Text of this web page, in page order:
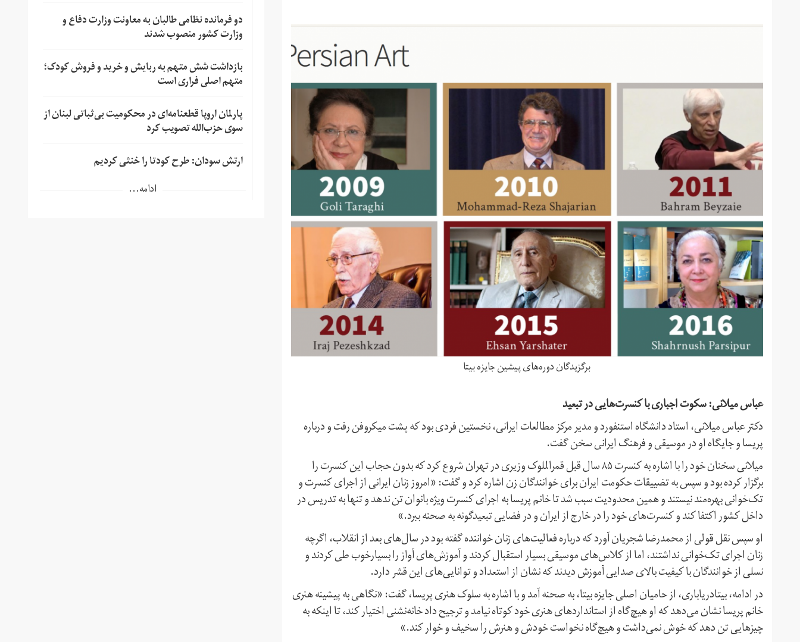
برگزیدگان دوره‌های پیشین جایزه بیتا
عباس میلانی: سکوت اجباری با کنسرت‌هایی در تبعید
دکتر عباس میلانی، استاد دانشگاه استنفورد و مدیر مرکز مطالعات ایرانی، نخستین فردی بود که پشت میکروفن رفت و درباره
پریسا و جایگاه او در موسیقی و فرهنگ ایرانی سخن گفت.
میلانی سخنان خود را با اشاره به کنسرت ۸۵ سال قبل قمر‌الملوک وزیری در تهران شروع کرد که بدون حجاب این کنسرت را
برگزار کرده بود و سپس به تضییقات حکومت ایران برای خوانندگان زن اشاره کرد و گفت: «امروز زنان ایرانی از اجرای کنسرت و
تک‌خوانی بهره‌مند نیستند و همین محدودیت سبب شد تا خانم پریسا به اجرای کنسرت ویژه بانوان تن ندهد و تنها به تدریس در
داخل کشور اکتفا کند و کنسرت‌های خود را در خارج از ایران و در فضایی تبعید‌گونه به صحنه ببرد.»
او سپس نقل قولی از محمدرضا شجریان آورد که درباره فعالیت‌های زنان خواننده گفته بود در سال‌های بعد از انقلاب، اگرچه
زنان اجرای تک‌خوانی نداشتند، اما از کلاس‌های موسیقی بسیار استقبال کردند و آموزش‌های آواز را بسیارخوب طی کردند و
نسلی از خوانندگان با کیفیت بالا‌ی صدایی آموزش دیدند که نشان از استعداد و توانایی‌های این قشر دارد.
در ادامه، بیتادریاباری، از حامیان اصلی جایزه بیتا، به صحنه آمد و با اشاره به سلوک هنری پریسا، گفت: «نگاهی به پیشینه هنری
خانم پریسا نشان می‌دهد که او هیچ‌گاه از استانداردهای هنری خود کوتاه نیامد و ترجیح داد خانه‌نشنی اختیار کند، تا اینکه به
چیزهایی تن دهد که خوش نمی‌داشت و هیچ‌گاه نخواست خودش و هنرش را سخیف و خوار کند.»
دو فرمانده نظامی طالبان به معاونت وزارت دفاع و
وزارت کشور منصوب شدند
بازداشت شش متهم به ربایش و خرید و فروش کودک؛
متهم اصلی فراری است
پارلمان اروپا قطعنامه‌ای در محکومیت بی‌ثباتی لبنان از
سوی حزب‌الله تصویب کرد
ارتش سودان: طرح کودتا را خنثی کردیم
ادامه...